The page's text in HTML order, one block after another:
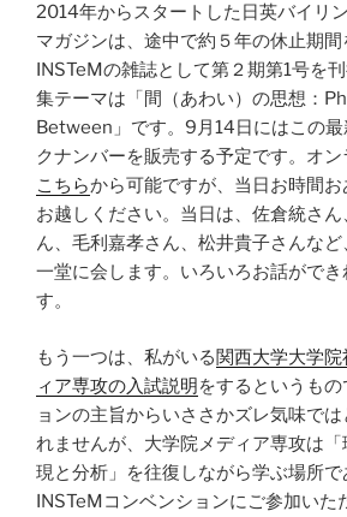
2014年からスタートした日英バイリ
マガジンは、途中で約５年の休止期間
INSTeMの雑誌として第２期第1号を
集テーマは「間（あわい）の思想：
Between」です。9月14日にはこの最
クナンバーを販売する予定です。オ
こちらから可能ですが、当日お時間
お越しください。当日は、佐倉統さん
ん、毛利嘉孝さん、松井貴子さんな
一堂に会します。いろいろお話ができ
す。
もう一つは、私がいる関西大学大学
ィア専攻の入試説明をするというも
ョンの主旨からいささかズレ気味で
れませんが、大学院メディア専攻は
現と分析」を往復しながら学ぶ場所で
INSTeMコンベンションにご参加いた